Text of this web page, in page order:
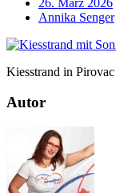
Annika Senger
Kiesstrand in Pirovac
Autor